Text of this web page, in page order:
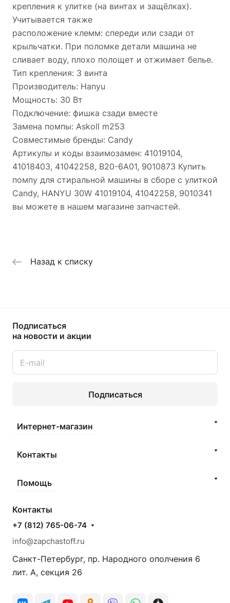
крепления к улитке (на винтах и защёлках).
Учитывается также
расположение клемм: спереди или сзади от
крыльчатки. При поломке детали машина не
сливает воду, плохо полощет и отжимает белье.
Тип крепления: 3 винта
Производитель: Hanyu
Мощность: 30 Вт
Подключение: фишка сзади вместе
Замена помпы: Askoll m253
Совместимые бренды: Candy
Артикулы и коды взаимозамен: 41019104,
41018403, 41042258, B20-6A01, 9010873 Купить
помпу для стиральной машины в сборе с улиткой
Candy, HANYU 30W 41019104, 41042258, 9010341
вы можете в нашем магазине запчастей.
Назад к списку
Подписаться
на новости и акции
Подписаться
Интернет-магазин
Контакты
Помощь
Контакты
+7 (812) 765-06-74
info@zapchastoff.ru
Санкт-Петербург, пр. Народного ополчения 6
лит. А, секция 26